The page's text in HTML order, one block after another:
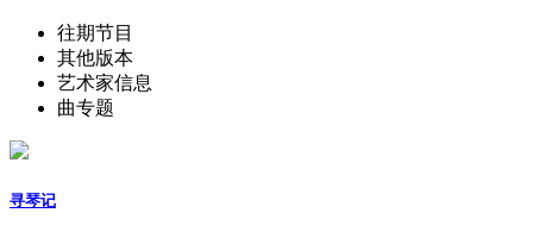
往期节目
其他版本
艺术家信息
曲专题
寻琴记